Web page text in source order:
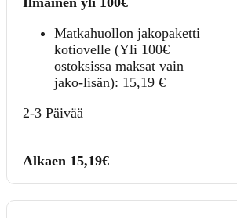
Matkahuollon jakopaketti
kotiovelle (Yli 100€
ostoksissa maksat vain
jako-lisän): 15,19 €
2-3 Päivää
Alkaen 15,19€